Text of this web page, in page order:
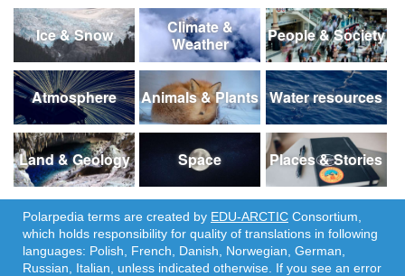
Ice & Snow
Climate &
Weather
People & Society
Atmosphere Animals & Plants Water resources
Land & Geology Space Places & Stories
Polarpedia terms are created by EDU-ARCTIC Consortium,
which holds responsibility for quality of translations in following
languages: Polish, French, Danish, Norwegian, German,
Russian, Italian, unless indicated otherwise. If you see an error